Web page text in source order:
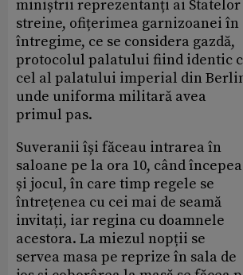
miniștrii reprezentanți ai Statelor
streine, ofițerimea garnizoanei în
întregime, ce se considera gazdă,
protocolul palatului fiind identic
cel al palatului imperial din
unde uniforma militară avea
primul pas.
Suveranii își făceau intrarea în
saloane pe la ora 10, când începea
și jocul, în care timp regele se
întrețenea cu cei mai de seamă
invitați, iar regina cu doamnele
acestora. La miezul nopții se
servea masa pe reprize în sala de